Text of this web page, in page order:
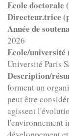
Ecole doctorale
Directeur.trice
Année de
2026
Ecole/université
Université Paris
Description/
forment un
peut être
agissent
l'environnement